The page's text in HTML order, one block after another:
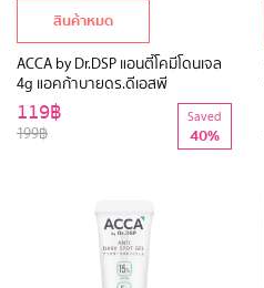
สินค้าหมด
ACCA by Dr.DSP แอนตี้โคมีโดนเจล
4g แอคก้าบายดร.ดีเอสพี
199฿
119฿ Saved
40%